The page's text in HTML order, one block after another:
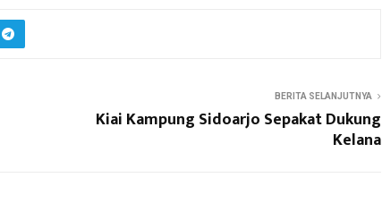
BERITA SELANJUTNYA
Kiai Kampung Sidoarjo Sepakat Dukung
Kelana